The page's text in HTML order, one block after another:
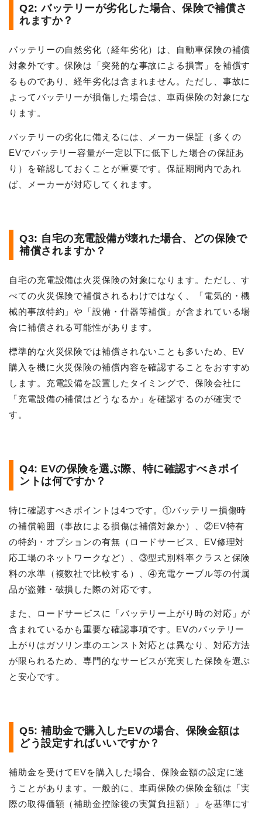
Q2: バッテリーが劣化した場合、保険で補償さ
れますか？
バッテリーの自然劣化（経年劣化）は、自動車保険の補償
対象外です。保険は「突発的な事故による損害」を補償す
るものであり、経年劣化は含まれません。ただし、事故に
よってバッテリーが損傷した場合は、車両保険の対象にな
ります。
バッテリーの劣化に備えるには、メーカー保証（多くの
EVでバッテリー容量が一定以下に低下した場合の保証あ
り）を確認しておくことが重要です。保証期間内であれ
ば、メーカーが対応してくれます。
Q3: 自宅の充電設備が壊れた場合、どの保険で
補償されますか？
自宅の充電設備は火災保険の対象になります。ただし、す
べての火災保険で補償されるわけではなく、「電気的・機
械的事故特約」や「設備・什器等補償」が含まれている場
合に補償される可能性があります。
標準的な火災保険では補償されないことも多いため、EV
購入を機に火災保険の補償内容を確認することをおすすめ
します。充電設備を設置したタイミングで、保険会社に
「充電設備の補償はどうなるか」を確認するのが確実で
す。
Q4: EVの保険を選ぶ際、特に確認すべきポイ
ントは何ですか？
特に確認すべきポイントは4つです。①バッテリー損傷時
の補償範囲（事故による損傷は補償対象か）、②EV特有
の特約・オプションの有無（ロードサービス、EV修理対
応工場のネットワークなど）、③型式別料率クラスと保険
料の水準（複数社で比較する）、④充電ケーブル等の付属
品が盗難・破損した際の対応です。
また、ロードサービスに「バッテリー上がり時の対応」が
含まれているかも重要な確認事項です。EVのバッテリー
上がりはガソリン車のエンスト対応とは異なり、対応方法
が限られるため、専門的なサービスが充実した保険を選ぶ
と安心です。
Q5: 補助金で購入したEVの場合、保険金額は
どう設定すればいいですか？
補助金を受けてEVを購入した場合、保険金額の設定に迷
うことがあります。一般的に、車両保険の保険金額は「実
際の取得価額（補助金控除後の実質負担額）」を基準にす